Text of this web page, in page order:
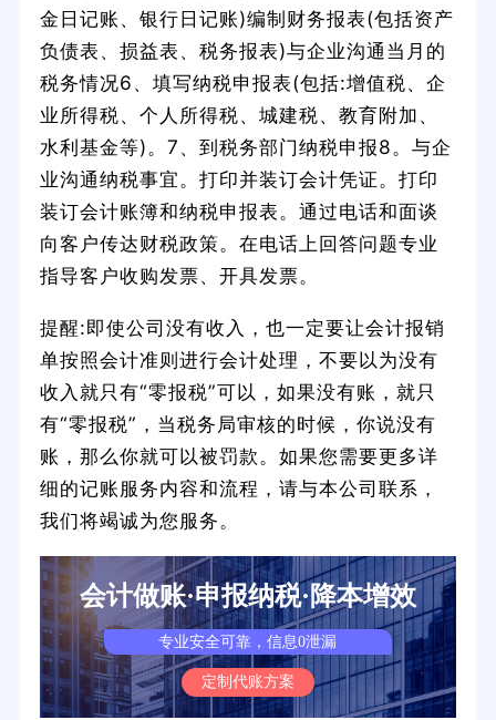
金日记账、银行日记账)编制财务报表(包括资产
负债表、损益表、税务报表)与企业沟通当月的
税务情况6、填写纳税申报表(包括:增值税、企
业所得税、个人所得税、城建税、教育附加、
水利基金等)。7、到税务部门纳税申报8。与企
业沟通纳税事宜。打印并装订会计凭证。打印
装订会计账簿和纳税申报表。通过电话和面谈
向客户传达财税政策。在电话上回答问题专业
指导客户收购发票、开具发票。
提醒:即使公司没有收入，也一定要让会计报销
单按照会计准则进行会计处理，不要以为没有
收入就只有“零报税”可以，如果没有账，就只
有“零报税”，当税务局审核的时候，你说没有
账，那么你就可以被罚款。如果您需要更多详
细的记账服务内容和流程，请与本公司联系，
我们将竭诚为您服务。
会计做账·申报纳税·降本增效
专业安全可靠，信息0泄漏
定制代账方案